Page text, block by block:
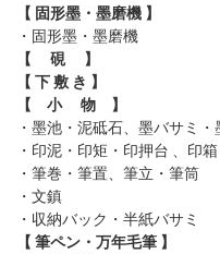
【 固形墨・墨磨機 】
・固形墨 ・墨磨機
【 硯 】
【 下 敷 き 】
【 小 物 】
・墨池・泥砥石、墨バサミ・
・印泥・印矩・印押台 、印
・筆巻・筆置、筆立・筆筒
・文鎮
・収納バック・半紙バサミ
【 筆ペン・万年毛筆 】